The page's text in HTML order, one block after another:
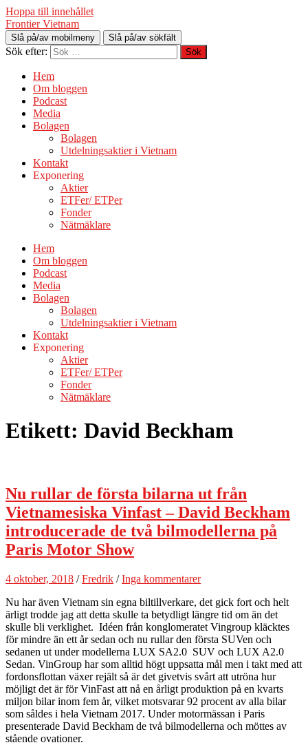
Hoppa till innehållet
Frontier Vietnam
Slå på/av mobilmeny Slå på/av sökfält
Sök efter:
Hem
Om bloggen
Podcast
Media
Bolagen
Bolagen
Utdelningsaktier i Vietnam
Kontakt
Exponering
Aktier
ETFer/ ETPer
Fonder
Nätmäklare
Hem
Om bloggen
Podcast
Media
Bolagen
Bolagen
Utdelningsaktier i Vietnam
Kontakt
Exponering
Aktier
ETFer/ ETPer
Fonder
Nätmäklare
Etikett: David Beckham
Nu rullar de första bilarna ut från
Vietnamesiska Vinfast – David Beckham
introducerade de två bilmodellerna på
Paris Motor Show
4 oktober, 2018 /Fredrik /Inga kommentarer
Nu har även Vietnam sin egna biltillverkare, det gick fort och helt
ärligt trodde jag att detta skulle ta betydligt längre tid om än det
skulle bli verklighet. Idéen från konglomeratet Vingroup kläcktes
för mindre än ett år sedan och nu rullar den första SUVen och
sedanen ut under modellerna LUX SA2.0 SUV och LUX A2.0
Sedan. VinGroup har som alltid högt uppsatta mål men i takt med att
fordonsflottan växer rejält så är det givetvis svårt att utröna hur
möjligt det är för VinFast att nå en årligt produktion på en kvarts
miljon bilar inom fem år, vilket motsvarar 92 procent av alla bilar
som såldes i hela Vietnam 2017. Under motormässan i Paris
presenterade David Beckham de två bilmodellerna och möttes av
stående ovationer.